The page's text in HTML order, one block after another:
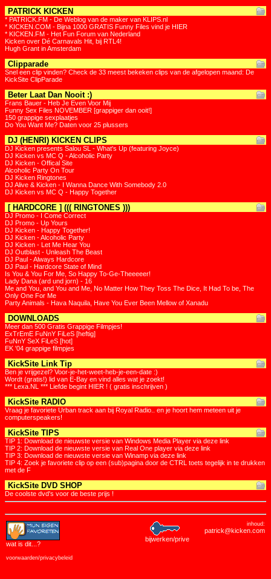
PATRICK KICKEN
* PATRICK.FM - De Weblog van de maker van KLIPS.nl
* KICKEN.COM - Bijna 1000 GRATIS Funny Files vind je HIER
* KICKEN.FM - Het Fun Forum van Nederland
Kicken over Dé Carnavals Hit, bij RTL4!
Hugh Grant in Amsterdam
Clipparade
Snel een clip vinden? Check de 33 meest bekeken clips van de afgelopen maand: De
KickSite ClipParade
Beter Laat Dan Nooit :)
Frans Bauer - Heb Je Even Voor Mij
Funny Sex Files NOVEMBER [grappiger dan ooit!]
150 grappige sexplaatjes
Do You Want Me? Daten voor 25 plussers
DJ (HENRI) KICKEN CLIPS
DJ Kicken presents Salou SL - What's Up (featuring Joyce)
DJ Kicken vs MC Q - Alcoholic Party
DJ Kicken - Offical Site
Alcoholic Party On Tour
DJ Kicken Ringtones
DJ Alive & Kicken - I Wanna Dance With Somebody 2.0
DJ Kicken vs MC Q - Happy Together
[ HARDCORE ] ((( RINGTONES )))
DJ Promo - I Come Correct
DJ Promo - Up Yours
DJ Kicken - Happy Together!
DJ Kicken - Alcoholic Party
DJ Kicken - Let Me Hear You
DJ Outblast - Unleash The Beast
DJ Paul - Always Hardcore
DJ Paul - Hardcore State of Mind
Is You & You For Me, So Happy To-Ge-Theeeeer!
Lady Dana (ard und jorn) - 16
Me and You, and You and Me, No Matter How They Toss The Dice, It Had To be, The
Only One For Me
Party Animals - Hava Naquila, Have You Ever Been Mellow of Xanadu
DOWNLOADS
Meer dan 500 Gratis Grappige Filmpjes!
ExTrEmE FuNnY FiLeS [heftig]
FuNnY SeX FiLeS [hot]
EK '04 grappige filmpjes
KickSite Link Tip
Ben je vrijgezel? Voor-je-het-weet-heb-je-een-date :)
Wordt (gratis!) lid van E-Bay en vind alles wat je zoekt!
*** Lexa.NL *** Liefde begint HIER ! ( gratis inschrijven )
KickSite RADIO
Vraag je favoriete Urban track aan bij Royal Radio.. en je hoort hem meteen uit je
computerspeakers!
KickSite TIPS
TIP 1: Download de nieuwste versie van Windows Media Player via deze link
TIP 2: Download de nieuwste versie van Real One player via deze link
TIP 3: Download de nieuwste versie van Winamp via deze link
TIP 4: Zoek je favoriete clip op een (sub)pagina door de CTRL toets tegelijk in te drukken
met de F
KickSite DVD SHOP
De coolste dvd's voor de beste prijs !
wat is dit ...?
voorwaarden/privacybeleid
bijwerken/prive
inhoud:
patrick@kicken.com